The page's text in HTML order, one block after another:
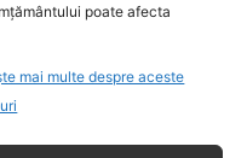
poate afecta
mai multe despre aceste
unui Guvern de
Dan: „Românii se vor